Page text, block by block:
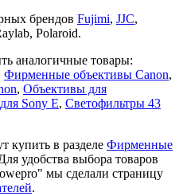
брендов Fujimi, JJC,
, Polaroid.
аналогичные товары:
Фирменные объективы Canon,
, Объективы для
Sony E, Светофильтры 43
купить в разделе Фирменные
удобства выбора товаров
мы сделали страницу
.